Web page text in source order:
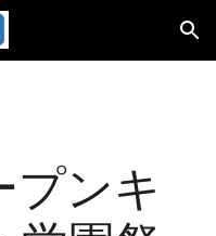
Skip to navigation
プンキ